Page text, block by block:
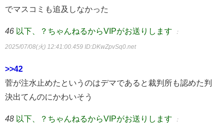
でマスコミも追及しなかった
46 以下、？ちゃんねるからVIPがお送りします ：
2025/07/08(火) 12:41:00.459 ID:DKwZpvSq0.net
>>42
菅が注水止めたというのはデマであると裁判所も認めた判
決出てんのにかわいそう
48 以下、？ちゃんねるからVIPがお送りします ：